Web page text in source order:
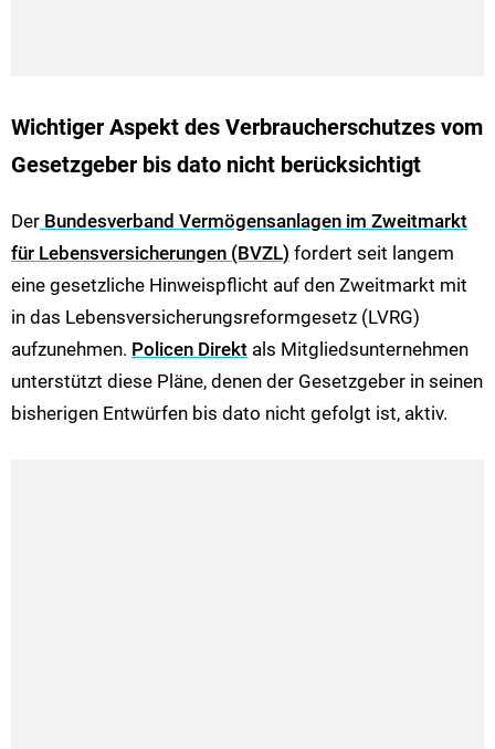
Wichtiger Aspekt des Verbraucherschutzes vom
Gesetzgeber bis dato nicht berücksichtigt
Der Bundesverband Vermögensanlagen im Zweitmarkt
für Lebensversicherungen (BVZL) fordert seit langem
eine gesetzliche Hinweispflicht auf den Zweitmarkt mit
in das Lebensversicherungsreformgesetz (LVRG)
aufzunehmen. Policen Direkt als Mitgliedsunternehmen
unterstützt diese Pläne, denen der Gesetzgeber in seinen
bisherigen Entwürfen bis dato nicht gefolgt ist, aktiv.